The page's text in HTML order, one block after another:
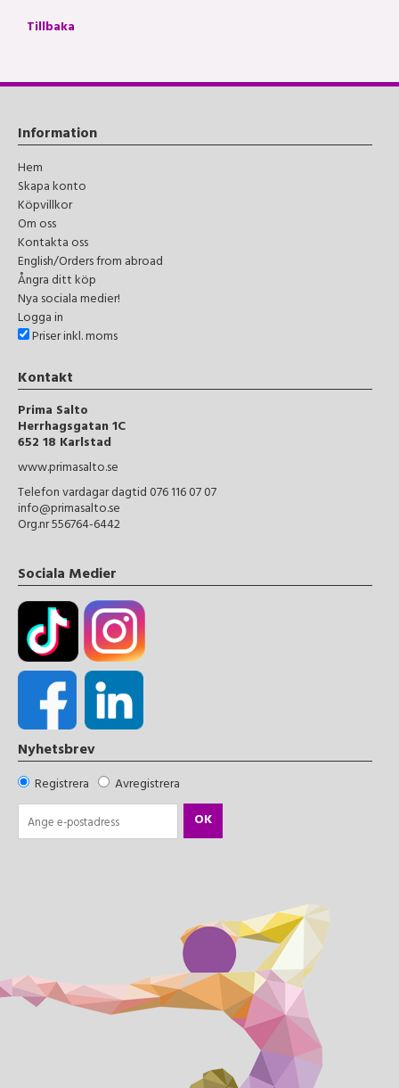
Tillbaka
Information
Hem
Skapa konto
Köpvillkor
Om oss
Kontakta oss
English/Orders from abroad
Ångra ditt köp
Nya sociala medier!
Logga in
Priser inkl. moms
Kontakt
Prima Salto
Herrhagsgatan 1C
652 18 Karlstad
www.primasalto.se
Telefon vardagar dagtid 076 116 07 07
info@primasalto.se
Org.nr 556764-6442
Sociala Medier
Nyhetsbrev
Registrera
Avregistrera
OK